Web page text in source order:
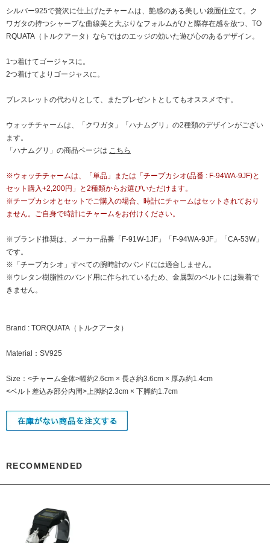
シルバー925で贅沢に仕上げたチャームは、艶感のある美しい鏡面仕立て。ク
ワガタの持つシャープな曲線美と大ぶりなフォルムがひと際存在感を放つ、TO
RQUATA（トルクアータ）ならではのエッジの効いた遊び心のあるデザイン。
1つ着けてゴージャスに。
2つ着けてよりゴージャスに。
ブレスレットの代わりとして、またプレゼントとしてもオススメです。
ウォッチチャームは、「クワガタ」「ハナムグリ」の2種類のデザインがござい
ます。
「ハナムグリ」の商品ページは こちら
※ウォッチチャームは、「単品」または「チープカシオ(品番 : F-94WA-9JF)と
セット購入+2,200円」と2種類からお選びいただけます。
※チープカシオとセットでご購入の場合、時計にチャームはセットされており
ません。ご自身で時計にチャームをお付けください。
※ブランド推奨は、メーカー品番「F-91W-1JF」「F-94WA-9JF」「CA-53W」
です。
※「チープカシオ」すべての腕時計のバンドには適合しません。
※ウレタン樹脂性のバンド用に作られているため、金属製のベルトには装着で
きません。
Brand : TORQUATA（トルクアータ）
Material：SV925
Size：<チャーム全体>幅約2.6cm × 長さ約3.6cm × 厚み約1.4cm
<ベルト差込み部分内周>上脚約2.3cm × 下脚約1.7cm
RECOMMENDED